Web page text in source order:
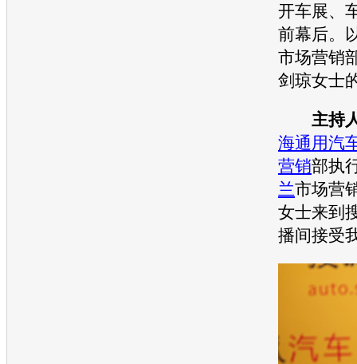
开车展、
前幕后。
市场营销
剑琼女士
主持
海通用汽
营销部执
兰市场营
女士来到
播间接受